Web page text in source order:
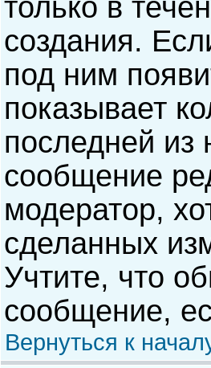
только в
создания.
под ним
показывает
последней из
сообщение
модератор,
сделанных
Учтите, что
сообщение,
Вернуться к